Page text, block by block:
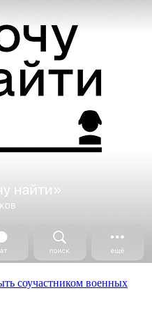
соучастником военных